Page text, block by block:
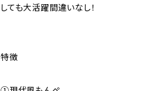
しても大活躍間違いなし！
特徴